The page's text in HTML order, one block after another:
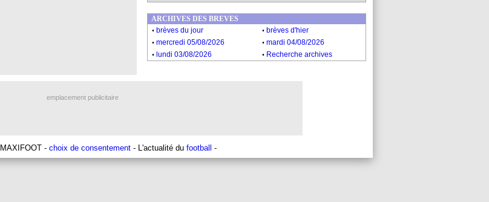
ARCHIVES DES BREVES
. brèves du jour . brèves d'hier
. mercredi 05/08/2026 . mardi 04/08/2026
. lundi 03/08/2026 . Recherche archives
emplacement publicitaire
- choix de consentement - L'actualité du football -